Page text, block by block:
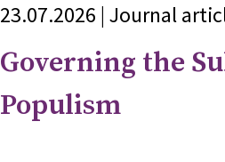
23.07.2026 | Journal
Governing the
Populism